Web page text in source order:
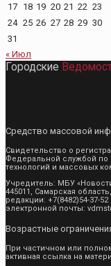
17 18 19 20 21 22 23
24 25 26 27 28 29 30
31
« Июл
Городские
Средство массовой
Свидетельство о
Федеральной службой по
технологий и массовых
Учредитель: МБУ
445011, Самарская
редакции: +7(8482)54-37-
электронной почты:
Возрастные
При частичном или
активная ссылка на